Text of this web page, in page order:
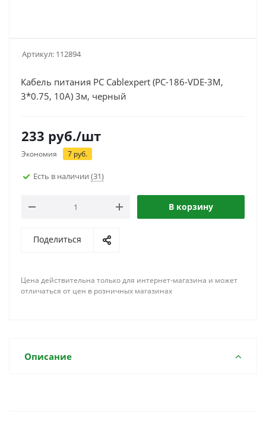
Артикул: 112894
Кабель питания PC Cablexpert (PC-186-VDE-3M,
3*0.75, 10A) 3м, черный
233 руб./шт
Экономия 7 руб.
Есть в наличии (31)
В корзину
Поделиться
Цена действительна только для интернет-магазина и может
отличаться от цен в розничных магазинах
Описание